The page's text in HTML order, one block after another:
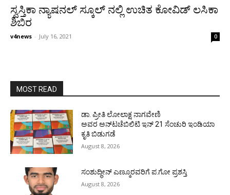
ಸ್ವಸ್ತಿಕಾ ನ್ಯಾಷನಲ್ ಸ್ಕೂಲ್ ನಲ್ಲಿ ಉಚಿತ ಕೋವಿಡ್ ಲಸಿಕಾ
ಶಿಬಿರ
v4news - July 16, 2021 0
MOST READ
ಡಾ. ಪ್ರೀತಿ ಲೋಲಾಕ್ಷ ನಾಗವೇಣಿ
ಅವರ ಅನ್‌ಟಚೆಬಿಲಿಟಿ ಇನ್ 21 ಸೆಂಚುರಿ ಇಂಡಿಯಾ
ಕೃತಿ ಬಿಡುಗಡೆ
August 8, 2026
ಸಂಶುದ್ಧೀನ್ ಎಣ್ಮೂರವರಿಗೆ ಪ.ಗೋ ಪ್ರಶಸ್ತಿ
August 8, 2026